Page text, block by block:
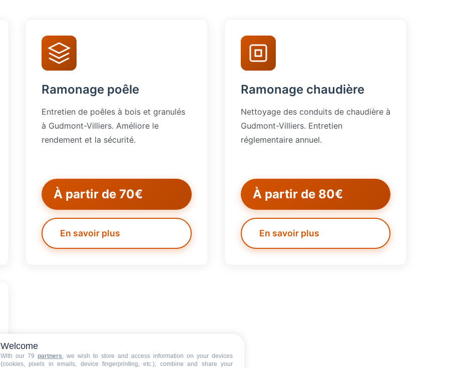
Ramonage poêle
Entretien de poêles à bois et granulés
à Gudmont-Villiers. Améliore le
rendement et la sécurité.
À partir de 70€
En savoir plus
Ramonage chaudière
Nettoyage des conduits de chaudière à
Gudmont-Villiers. Entretien
réglementaire annuel.
À partir de 80€
En savoir plus
Welcome
With our 79 partners, we wish to store and access information on your devices
(cookies, pixels in emails, device fingerprinting, etc.), combine and share your